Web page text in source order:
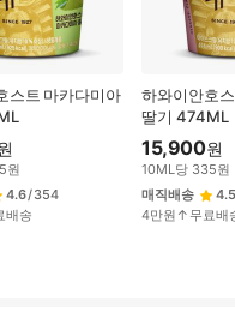
스트 마카다미아
원
4.6/354
배송
하와이안호
딸기 474ML
15,900원
10ML당 335원
매직배송
4.5
4만원↑무료배